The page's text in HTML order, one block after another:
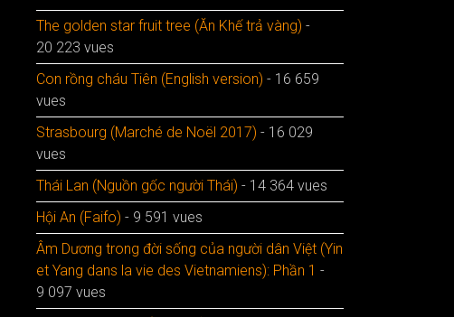
The golden star fruit tree (Ăn Khế trả vàng) -
20 223 vues
Con rồng cháu Tiên (English version) - 16 659
vues
Strasbourg (Marché de Noël 2017) - 16 029
vues
Thái Lan (Nguồn gốc người Thái) - 14 364 vues
Hội An (Faifo) - 9 591 vues
Âm Dương trong đời sống của người dân Việt (Yin
et Yang dans la vie des Vietnamiens): Phần 1 -
9 097 vues